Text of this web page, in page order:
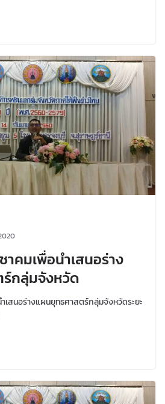
าคมเพื่อนำเสนอร่าง
กลุ่มจังหวัด
เสนอร่างแผนยุทธศาสตร์กลุ่มจังหวัดระยะ